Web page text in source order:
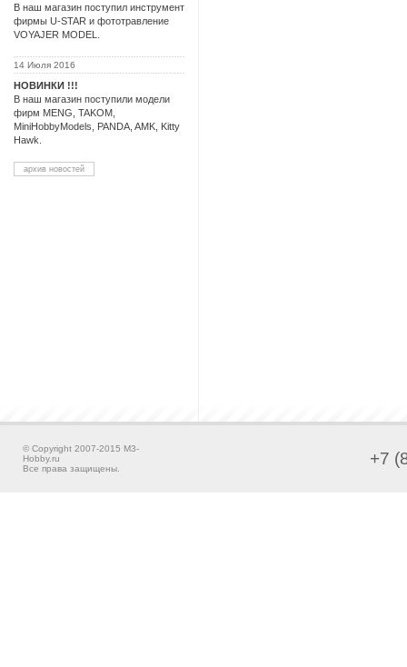
В наш магазин поступил инструмент
фирмы U-STAR и фототравление
VOYAJER MODEL.
14 Июля 2016
НОВИНКИ !!!
В наш магазин поступили модели
фирм MENG, TAKOM,
MiniHobbyModels, PANDA, AMK, Kitty
Hawk.
архив новостей
© Copyright 2007-2015 M3-
Hobby.ru
Все права защищены.
+7